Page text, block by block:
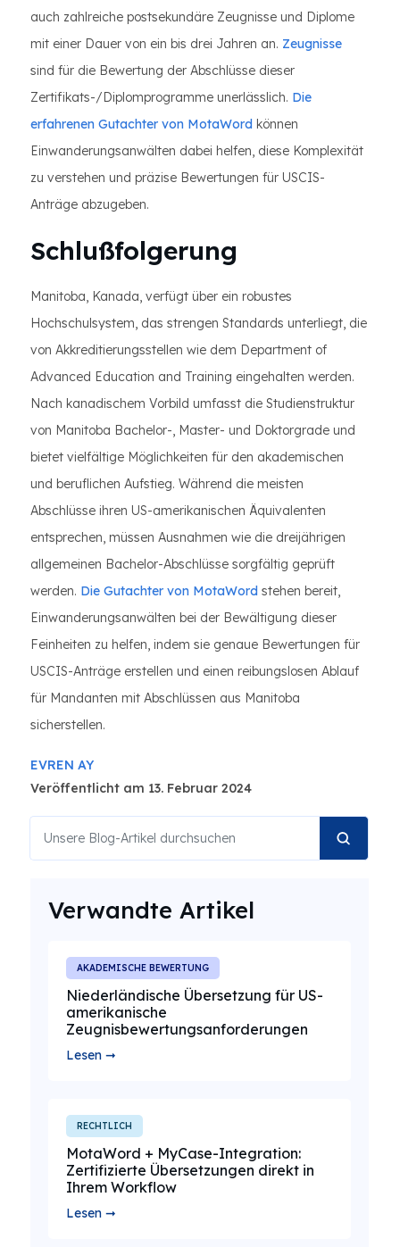
auch zahlreiche postsekundäre Zeugnisse und Diplome
mit einer Dauer von ein bis drei Jahren an. Zeugnisse
sind für die Bewertung der Abschlüsse dieser
Zertifikats-/Diplomprogramme unerlässlich. Die
erfahrenen Gutachter von MotaWord können
Einwanderungsanwälten dabei helfen, diese Komplexität
zu verstehen und präzise Bewertungen für USCIS-
Anträge abzugeben.
Schlußfolgerung
Manitoba, Kanada, verfügt über ein robustes
Hochschulsystem, das strengen Standards unterliegt, die
von Akkreditierungsstellen wie dem Department of
Advanced Education and Training eingehalten werden.
Nach kanadischem Vorbild umfasst die Studienstruktur
von Manitoba Bachelor-, Master- und Doktorgrade und
bietet vielfältige Möglichkeiten für den akademischen
und beruflichen Aufstieg. Während die meisten
Abschlüsse ihren US-amerikanischen Äquivalenten
entsprechen, müssen Ausnahmen wie die dreijährigen
allgemeinen Bachelor-Abschlüsse sorgfältig geprüft
werden. Die Gutachter von MotaWord stehen bereit,
Einwanderungsanwälten bei der Bewältigung dieser
Feinheiten zu helfen, indem sie genaue Bewertungen für
USCIS-Anträge erstellen und einen reibungslosen Ablauf
für Mandanten mit Abschlüssen aus Manitoba
sicherstellen.
EVREN AY
Veröffentlicht am 13. Februar 2024
Verwandte Artikel
AKADEMISCHE BEWERTUNG
Niederländische Übersetzung für US-
amerikanische
Zeugnisbewertungsanforderungen
Lesen ➞
RECHTLICH
MotaWord + MyCase-Integration:
Zertifizierte Übersetzungen direkt in
Ihrem Workflow
Lesen ➞